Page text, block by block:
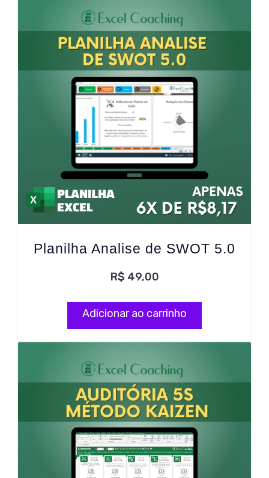
Planilha Analise de SWOT 5.0
R$ 49,00
Adicionar ao carrinho